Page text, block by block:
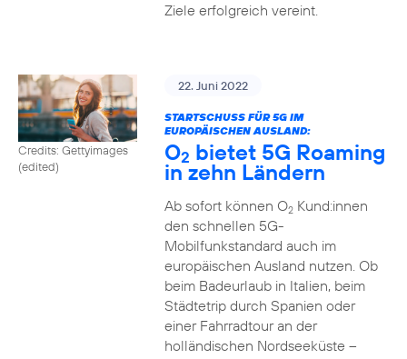
Ziele erfolgreich vereint.
Credits: Gettyimages
(edited)
22. Juni 2022
STARTSCHUSS FÜR 5G IM
EUROPÄISCHEN AUSLAND:
O2 bietet 5G Roaming
in zehn Ländern
Ab sofort können O2Kund:innen
den schnellen 5G-
Mobilfunkstandard auch im
europäischen Ausland nutzen. Ob
beim Badeurlaub in Italien, beim
Städtetrip durch Spanien oder
einer Fahrradtour an der
holländischen Nordseeküste –